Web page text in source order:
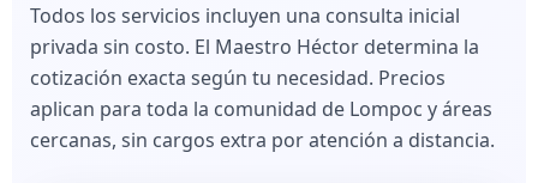
Todos los servicios incluyen una consulta inicial
privada sin costo. El Maestro Héctor determina la
cotización exacta según tu necesidad. Precios
aplican para toda la comunidad de Lompoc y áreas
cercanas, sin cargos extra por atención a distancia.